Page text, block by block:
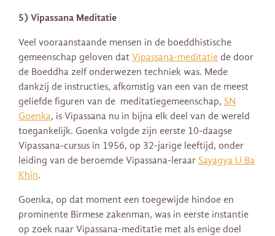
5) Vipassana Meditatie
Veel vooraanstaande mensen in de boeddhistische
gemeenschap geloven dat Vipassana-meditatie de door
de Boeddha zelf onderwezen techniek was. Mede
dankzij de instructies, afkomstig van een van de meest
geliefde figuren van de meditatiegemeenschap, SN
Goenka, is Vipassana nu in bijna elk deel van de wereld
toegankelijk. Goenka volgde zijn eerste 10-daagse
Vipassana-cursus in 1956, op 32-jarige leeftijd, onder
leiding van de beroemde Vipassana-leraar Sayagya U Ba
Khin.
Goenka, op dat moment een toegewijde hindoe en
prominente Birmese zakenman, was in eerste instantie
op zoek naar Vipassana-meditatie met als enige doel